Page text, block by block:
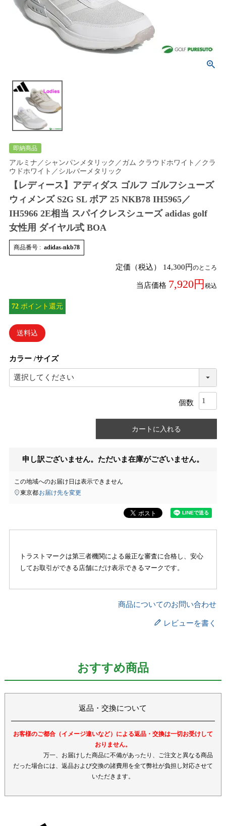
即納商品
アルミナ／シャンパンメタリック／ガム クラウドホワイト／クラ
ウドホワイト／シルバーメタリック
【レディース】アディダス ゴルフ ゴルフシューズ
ウィメンズ S2G SL ボア 25 NKB78 IH5965／
IH5966 2E相当 スパイクレスシューズ adidas golf
女性用 ダイヤル式 BOA
商品番号 adidas-nkb78
定価（税込） 14,300 のところ
当店価格 7,920 税込
72 ポイント還元
送料込
カラー サイズ
カートに入れる
申し訳ございません。ただいま在庫がございません。
この地域へのお届け日は表示できません
東京都お届け先を変更
トラストマークは第三者機関による厳正な審査に合格し、安心
してお取引ができる店舗にだけ表示できるマークです。
商品についてのお問い合わせ
レビューを書く
おすすめ商品
返品・交換について
お客様のご都合（イメージ違いなど）による返品・交換は一切お受けして
おりません。
万一、お届けした商品に不備があったり、ご注文と異なる商品
だった場合には、返品および交換の諸費用を全て弊社が負担し対応させて
いただきます。